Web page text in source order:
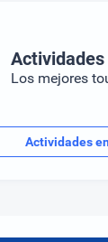
Actividades
Los mejores
Actividades